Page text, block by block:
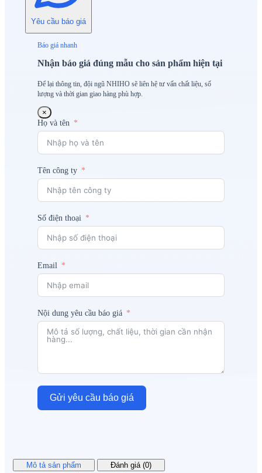
Yêu cầu báo giá
Báo giá nhanh
Nhận báo giá đúng mẫu cho sản phẩm hiện tại
Để lại thông tin, đội ngũ NHIHO sẽ liên hệ tư vấn chất liệu, số
lượng và thời gian giao hàng phù hợp.
×
Họ và tên
Tên công ty
Số điện thoại
Email
Nội dung yêu cầu báo giá
Gửi yêu cầu báo giá
Mô tả sản phẩm
Đánh giá (0)